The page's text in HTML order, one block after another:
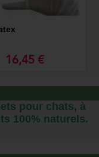
16,45 €
pour chats, à
100% naturels.